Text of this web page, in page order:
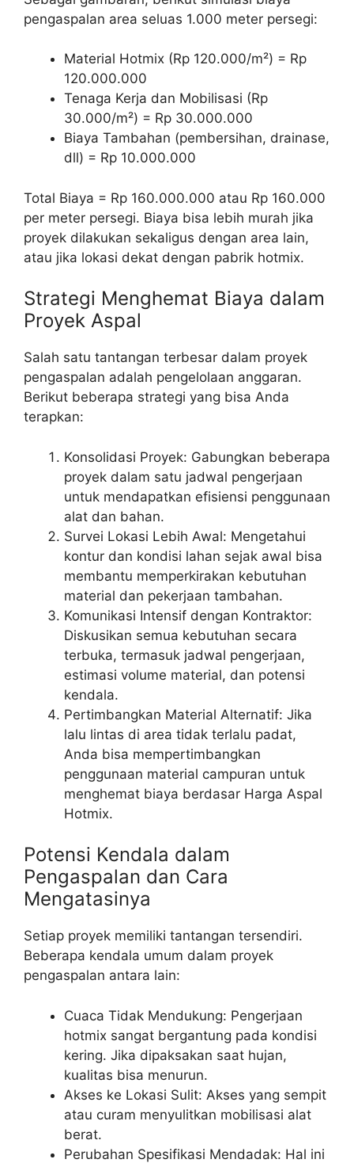
pengaspalan area seluas 1.000 meter persegi:
Material Hotmix (Rp 120.000/m²) = Rp
120.000.000
Tenaga Kerja dan Mobilisasi (Rp
30.000/m²) = Rp 30.000.000
Biaya Tambahan (pembersihan, drainase,
dll) = Rp 10.000.000
Total Biaya = Rp 160.000.000 atau Rp 160.000
per meter persegi. Biaya bisa lebih murah jika
proyek dilakukan sekaligus dengan area lain,
atau jika lokasi dekat dengan pabrik hotmix.
Strategi Menghemat Biaya dalam
Proyek Aspal
Salah satu tantangan terbesar dalam proyek
pengaspalan adalah pengelolaan anggaran.
Berikut beberapa strategi yang bisa Anda
terapkan:
Konsolidasi Proyek: Gabungkan beberapa
proyek dalam satu jadwal pengerjaan
untuk mendapatkan efisiensi penggunaan
alat dan bahan.
Survei Lokasi Lebih Awal: Mengetahui
kontur dan kondisi lahan sejak awal bisa
membantu memperkirakan kebutuhan
material dan pekerjaan tambahan.
Komunikasi Intensif dengan Kontraktor:
Diskusikan semua kebutuhan secara
terbuka, termasuk jadwal pengerjaan,
estimasi volume material, dan potensi
kendala.
Pertimbangkan Material Alternatif: Jika
lalu lintas di area tidak terlalu padat,
Anda bisa mempertimbangkan
penggunaan material campuran untuk
menghemat biaya berdasar Harga Aspal
Hotmix.
Potensi Kendala dalam
Pengaspalan dan Cara
Mengatasinya
Setiap proyek memiliki tantangan tersendiri.
Beberapa kendala umum dalam proyek
pengaspalan antara lain:
Cuaca Tidak Mendukung: Pengerjaan
hotmix sangat bergantung pada kondisi
kering. Jika dipaksakan saat hujan,
kualitas bisa menurun.
Akses ke Lokasi Sulit: Akses yang sempit
atau curam menyulitkan mobilisasi alat
berat.
Perubahan Spesifikasi Mendadak: Hal ini